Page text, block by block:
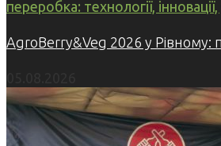
переробка: технології, інновації,
AgroBerry&Veg 2026 у Рівному: